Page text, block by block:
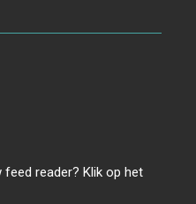
reader? Klik op het